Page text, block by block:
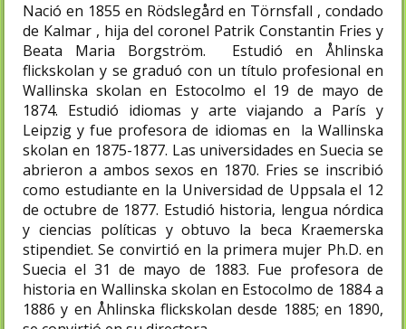
Nació en 1855 en Rödslegård en Törnsfall , condado
de Kalmar , hija del coronel Patrik Constantin Fries y
Beata Maria Borgström. Estudió en Åhlinska
flickskolan y se graduó con un título profesional en
Wallinska skolan en Estocolmo el 19 de mayo de
1874. Estudió idiomas y arte viajando a París y
Leipzig y fue profesora de idiomas en la Wallinska
skolan en 1875-1877. Las universidades en Suecia se
abrieron a ambos sexos en 1870. Fries se inscribió
como estudiante en la Universidad de Uppsala el 12
de octubre de 1877. Estudió historia, lengua nórdica
y ciencias políticas y obtuvo la beca Kraemerska
stipendiet. Se convirtió en la primera mujer Ph.D. en
Suecia el 31 de mayo de 1883. Fue profesora de
historia en Wallinska skolan en Estocolmo de 1884 a
1886 y en Åhlinska flickskolan desde 1885; en 1890,